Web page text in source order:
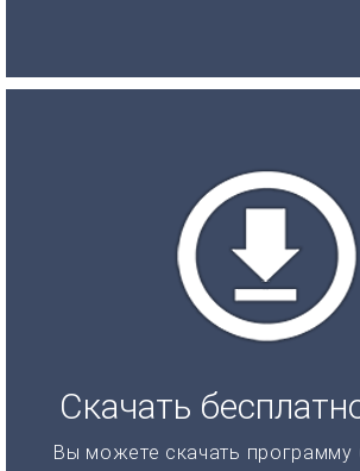
Скачать
Вы можете скачать программу